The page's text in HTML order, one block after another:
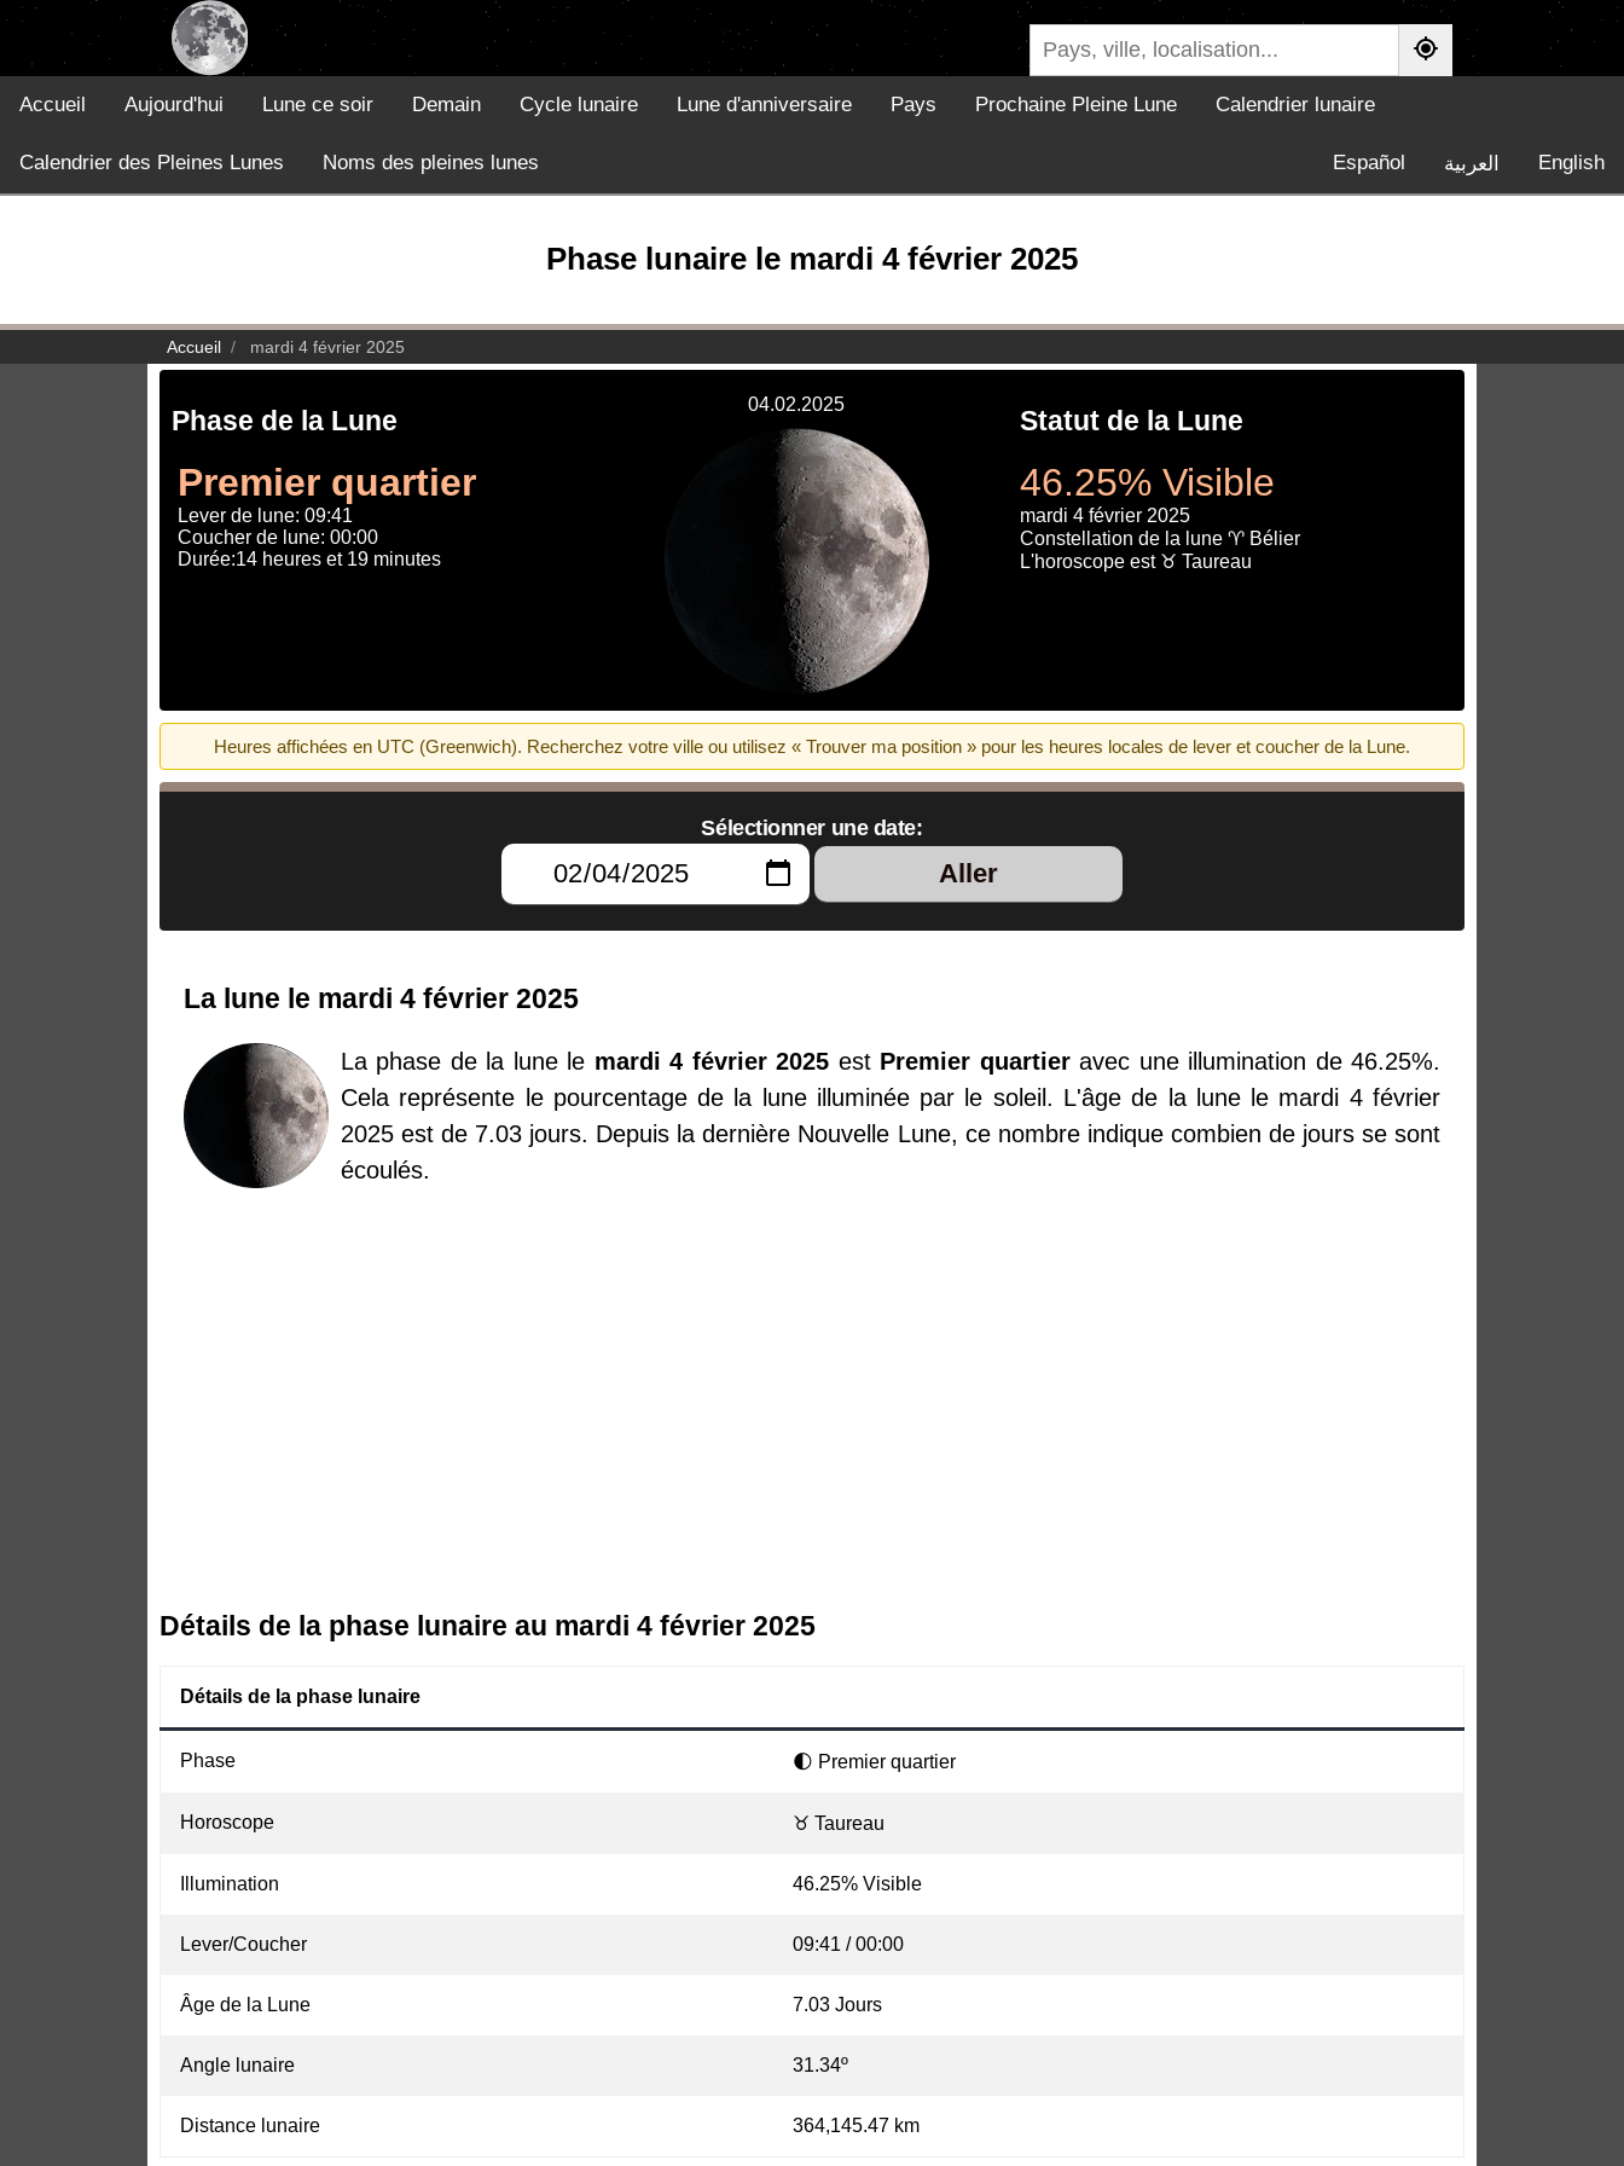
Accueil Aujourd'hui Lune ce soir Demain Cycle lunaire Lune d'anniversaire Pays Prochaine Pleine Lune Calendrier lunaire
Calendrier des Pleines Lunes Noms des pleines lunes English العربية Español
Phase lunaire le mardi 4 février 2025
Accueil mardi 4 février 2025
Phase de la Lune
Premier quartier
Lever de lune: 09:41
Coucher de lune: 00:00
Durée:14 heures et 19 minutes
04.02.2025
Statut de la Lune
46.25% Visible
mardi 4 février 2025
Constellation de la lune ♈ Bélier
L'horoscope est ♉ Taureau
Heures affichées en UTC (Greenwich). Recherchez votre ville ou utilisez « Trouver ma position » pour les heures locales de lever et coucher de la Lune.
Sélectionner une date:
Aller
La lune le mardi 4 février 2025
La phase de la lune le mardi 4 février 2025 est Premier quartieravec une illumination de 46.25%.
Cela représente le pourcentage de la lune illuminée par le soleil. L'âge de la lune le mardi 4 février
2025 est de 7.03 jours. Depuis la dernière Nouvelle Lune, ce nombre indique combien de jours se sont
écoulés.
Détails de la phase lunaire au mardi 4 février 2025
Détails de la phase lunaire
Phase 🌓 Premier quartier
Horoscope ♉ Taureau
Illumination 46.25% Visible
Lever/Coucher 09:41 / 00:00
Âge de la Lune 7.03 Jours
Angle lunaire 31.34º
Distance lunaire 364,145.47 km